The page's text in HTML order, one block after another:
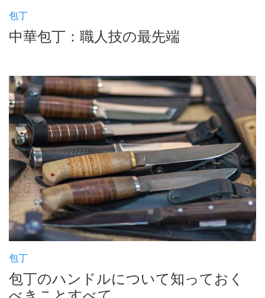
包丁
中華包丁：職人技の最先端
包丁
包丁のハンドルについて知っておく